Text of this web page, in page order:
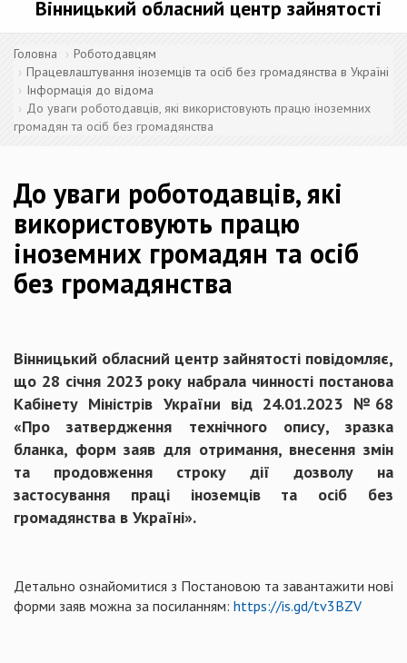
Вінницький обласний центр зайнятості
Головна
Роботодавцям
Працевлаштування іноземців та осіб без громадянства в Україні
Інформація до відома
До уваги роботодавців, які використовують працю іноземних
громадян та осіб без громадянства
До уваги роботодавців, які
використовують працю
іноземних громадян та осіб
без громадянства
Вінницький обласний центр зайнятості повідомляє,
що 28 січня 2023 року набрала чинності постанова
Кабінету Міністрів України від 24.01.2023 №68
«Про затвердження технічного опису, зразка
бланка, форм заяв для отримання, внесення змін
та продовження строку дії дозволу на
застосування праці іноземців та осіб без
громадянства в Україні».
Детально ознайомитися з Постановою та завантажити нові
форми заяв можна за посиланням: https://is.gd/tv3BZV